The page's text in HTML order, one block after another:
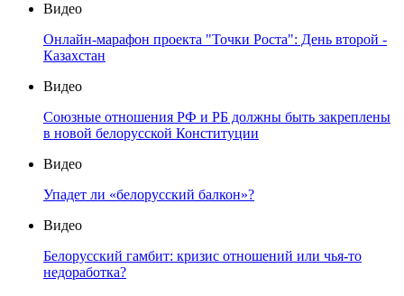
Видео
Онлайн-марафон проекта "Точки Роста": День второй -
Казахстан
Видео
Союзные отношения РФ и РБ должны быть закреплены
в новой белорусской Конституции
Видео
Упадет ли «белорусский балкон»?
Видео
Белорусский гамбит: кризис отношений или чья-то
недоработка?